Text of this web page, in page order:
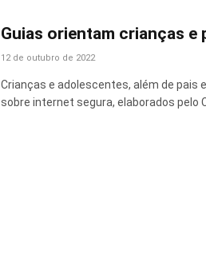
Guias orientam crianças
12 de outubro de 2022
Crianças e adolescentes, além de pais
sobre internet segura, elaborados pelo